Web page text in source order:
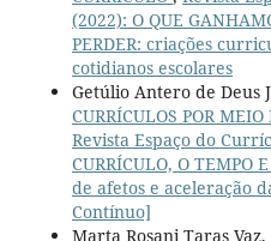
(2022): O QUE
PERDER: criações
cotidianos escolares
Getúlio Antero de Deus
CURRÍCULOS POR
Revista Espaço do
CURRÍCULO, O TEMPO
de afetos e aceleração
Contínuo]
Marta Rosani Taras